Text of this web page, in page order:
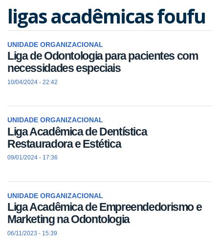
ligas acadêmicas foufu
UNIDADE ORGANIZACIONAL
Liga de Odontologia para pacientes com
necessidades especiais
10/04/2024 - 22:42
UNIDADE ORGANIZACIONAL
Liga Acadêmica de Dentística
Restauradora e Estética
09/01/2024 - 17:36
UNIDADE ORGANIZACIONAL
Liga Acadêmica de Empreendedorismo e
Marketing na Odontologia
06/11/2023 - 15:39